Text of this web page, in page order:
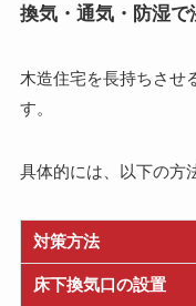
換気・通気・防湿で
木造住宅を長持ちさせ
す。
具体的には、以下の方
対策方法
床下換気口の設置